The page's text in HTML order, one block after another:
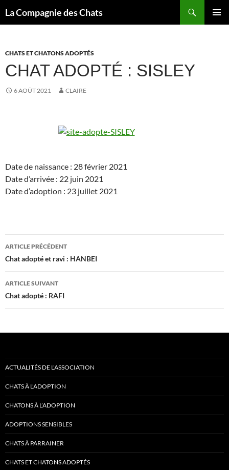
La Compagnie des Chats
CHATS ET CHATONS ADOPTÉS
CHAT ADOPTÉ : SISLEY
6 AOÛT 2021 CLAIRE
Date de naissance : 28 février 2021
Date d’arrivée : 22 juin 2021
Date d’adoption : 23 juillet 2021
Navigation
des
articles
ARTICLE PRÉCÉDENT
Chat adopté et ravi : HANBEI
ARTICLE SUIVANT
Chat adopté : RAFI
ACTUALITÉS DE L’ASSOCIATION
CHATS À L’ADOPTION
CHATONS À L’ADOPTION
ADOPTIONS SENSIBLES
CHATS À PARRAINER
CHATS ET CHATONS ADOPTÉS